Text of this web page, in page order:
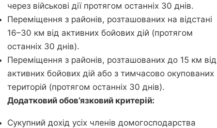
через військові дії протягом останніх 30 днів.
Переміщення з районів, розташованих на відстані
16–30 км від активних бойових дій (протягом
останніх 30 днів).
Переміщення з районів, розташованих до 15 км від
активних бойових дій або з тимчасово окупованих
територій (протягом останніх 30 днів).
Додатковий обов’язковий критерій:
Сукупний дохід усіх членів домогосподарства